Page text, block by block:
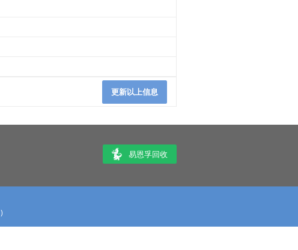
更新以上信息
易恩孚回收
)